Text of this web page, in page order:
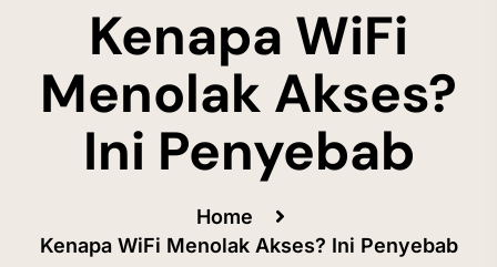
Kenapa WiFi
Menolak Akses?
Ini Penyebab
Home
Kenapa WiFi Menolak Akses? Ini Penyebab